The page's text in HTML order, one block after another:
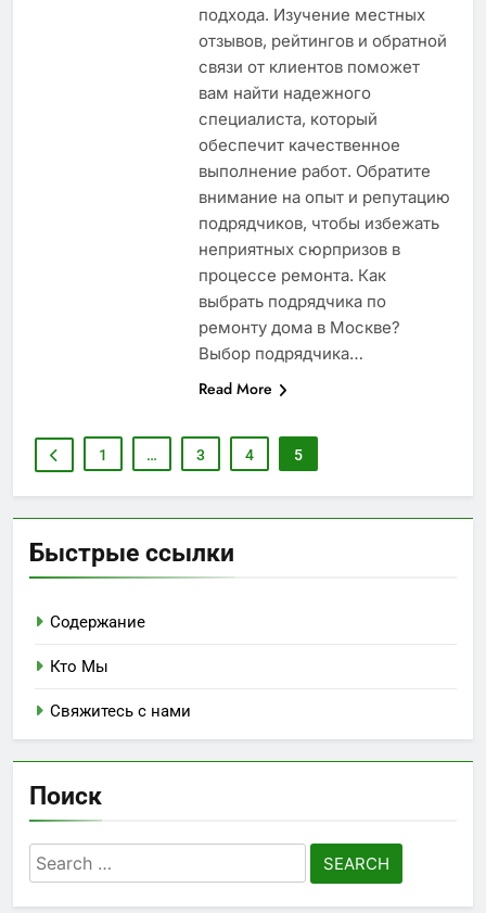
подхода. Изучение местных
отзывов, рейтингов и обратной
связи от клиентов поможет
вам найти надежного
специалиста, который
обеспечит качественное
выполнение работ. Обратите
внимание на опыт и репутацию
подрядчиков, чтобы избежать
неприятных сюрпризов в
процессе ремонта. Как
выбрать подрядчика по
ремонту дома в Москве?
Выбор подрядчика…
Read More
1 … 3 4 5
Быстрые ссылки
Содержание
Кто Мы
Свяжитесь с нами
Поиск
Search
for: